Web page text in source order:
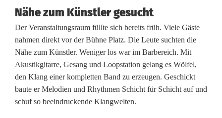
b
e
g
e
i
s
Nähe zum Künstler gesucht
Der Veranstaltungsraum füllte sich bereits früh. Viele Gäste
nahmen direkt vor der Bühne Platz. Die Leute suchten die
Nähe zum Künstler. Weniger los war im Barbereich. Mit
Akustikgitarre, Gesang und Loopstation gelang es Wölfel,
den Klang einer kompletten Band zu erzeugen. Geschickt
baute er Melodien und Rhythmen Schicht für Schicht auf und
schuf so beeindruckende Klangwelten.